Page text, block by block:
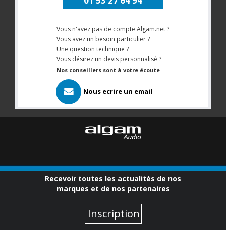
Vous n'avez pas de compte Algam.net ?
Vous avez un besoin particulier ?
Une question technique ?
Vous désirez un devis personnalisé ?
Nos conseillers sont à votre écoute
Nous ecrire un email
Recevoir toutes les actualités de nos
marques et de nos partenaires
Inscription